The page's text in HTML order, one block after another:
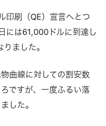
印刷（QE）宣言へとつ
には61,000ドルに到達し
ました。
曲線に対しての割安数
ですが、一度ふるい落
した。